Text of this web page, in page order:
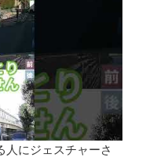
人にジェスチャーさ